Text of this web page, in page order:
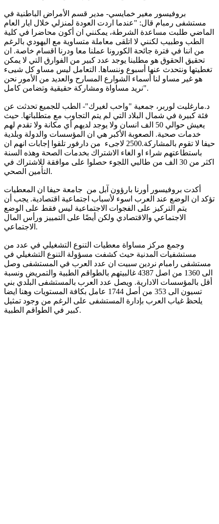
بروفيسور مغير خمايسي- مدير قسم الأمراض الباطنية في
مستشفى رمبام قال: "عندما اردت العودة لمنزلي خلال ايار العام
الماضي طلبت مساعدة الشرطة، يمكنني ان أكون محاضرا في كلية
الطب وطبيب لكنني لا اتلقى معاملة متساوية مع اليهودي بالرغم
من اننا في فترة جائحة الكورونا عملنا معا ودرنا اقسام خاصة. ان
تحقيق الحقوق هو مطلبنا يوجد عدد كبير من الفوارق التي لا يمكن
تغطيتها ونتحدث عنها أسبوع وننساها. التعامل ليس مساو كل شيىء
هو غير مساو لنا أسماء الشوارع المسارح والعديد من الأمور نحن
نريد مساواة ومشاركة حقيقية وتضامن كامل".
د.مارغليت لوربر، جمعية "واحب لغيرك"- الطب للجميع تحدثت عن
فئة كبيرة في شمال البلاد التي لم يتم التجاوب مع متطلباتها. حيث
يعيش حوالي 50 الف انسان ولا يوجد لديهم أي مكانة ولا تقدم لهم
خدمات صحية. الصعوبة الأكبر هي ان المؤسسات والدولة وبلدية
حيفا لا تقوم بالمشاركة.2500 لاجىء من دارفور تلقوا إجابات انهم ان
باستطاعتهم شراء او الغاء الاشتراك بخدمات الصحة وهذه السنة
اكثر من 30 الف من طالبي اللجوء حصلوا على موافقة للاشتراك في
التأمين الصحي.
أكدت بروفيسور أورنا بارؤون آبل من جامعة حيفا ان المعطيات
تؤكد ان الوضع عند العرب اسوء لأسباب اجتماعية اقتصادية. يجب أن
يتم التركيز على الفجوات الاجتماعية ليس فقط على الوضع
الاجتماعي والاقتصادي ولكن أيضًا على التمييز ورأس المال
الاجتماعي.
وجمع مركز مساواة معطيات التنوع التشغيلي في عدد من
مستشفيات المدنية حيث كشفت مسؤولة التنوع التشغيلي في
مستشفى رامبام نردين سبيت ان عدد العرب في المستشفى وصل
الى 1360 من اصل 4387 غالبيتهم بالطواقم الطبية والتمريض ونسبة
أقل بالمؤسسات الادارية. ويصل عدد العرب بالمستشفى البلدي بني
تسيون الى 353 من أصل 1744 عامل بكافة المستويات وهنا ايضا
يلحظ غياب العرب بإدارة المستشفى على الرغم من وجود تمثيل
كبير في الطواقم الطبية.